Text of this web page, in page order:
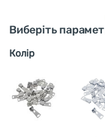
Виберіть
Колір